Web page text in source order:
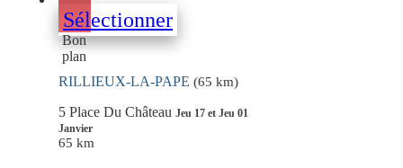
Sélectionner
Bon
plan
RILLIEUX-LA-PAPE (65 km)
5 Place Du Château Jeu 17 et Jeu 01
Janvier
65 km